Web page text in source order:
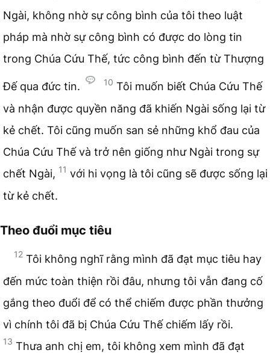
Ngài, không nhờ sự công bình của tôi theo luật
pháp mà nhờ sự công bình có được do lòng tin
trong Chúa Cứu Thế, tức công bình đến từ Thượng
Đế qua đức tin. 10 Tôi muốn biết Chúa Cứu Thế
và nhận được quyền năng đã khiến Ngài sống lại từ
kẻ chết. Tôi cũng muốn san sẻ những khổ đau của
Chúa Cứu Thế và trở nên giống như Ngài trong sự
chết Ngài, 11 với hi vọng là tôi cũng sẽ được sống lại
từ kẻ chết.
Theo đuổi mục tiêu
12 Tôi không nghĩ rằng mình đã đạt mục tiêu hay
đến mức toàn thiện rồi đâu, nhưng tôi vẫn đang cố
gắng theo đuổi để có thể chiếm được phần thưởng
vì chính tôi đã bị Chúa Cứu Thế chiếm lấy rồi.
13 Thưa anh chị em, tôi không xem mình đã đạt